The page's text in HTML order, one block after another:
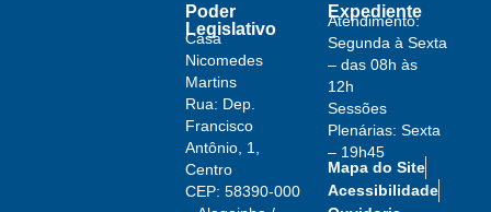
Poder
Legislativo
Casa
Nicomedes
Martins
Rua: Dep.
Francisco
Antônio, 1,
Centro
CEP: 58390-000
Expediente
Atendimento:
Segunda à Sexta
– das 08h às
12h
Sessões
Plenárias: Sexta
– 19h45
Mapa do Site
Acessibilidade